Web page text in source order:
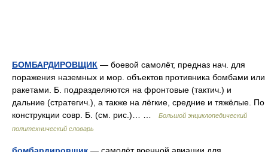
БОМБАРДИРОВЩИК — боевой самолёт, предназ нач. для
поражения наземных и мор. объектов противника бомбами или
ракетами. Б. подразделяются на фронтовые (тактич.) и
дальние (стратегич.), а также на лёгкие, средние и тяжёлые. По
конструкции совр. Б. (см. рис.)… …
Большой энциклопедический
политехнический словарь